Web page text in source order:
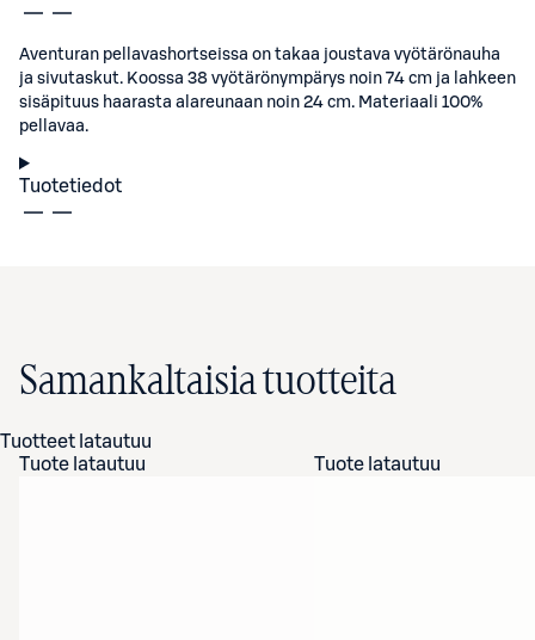
Aventuran pellavashortseissa on takaa joustava vyötärönauha
ja sivutaskut. Koossa 38 vyötärönympärys noin 74 cm ja lahkeen
sisäpituus haarasta alareunaan noin 24 cm. Materiaali 100%
pellavaa.
Tuotetiedot
Samankaltaisia tuotteita
Tuotteet latautuu
Tuote latautuu
Tuote latautuu